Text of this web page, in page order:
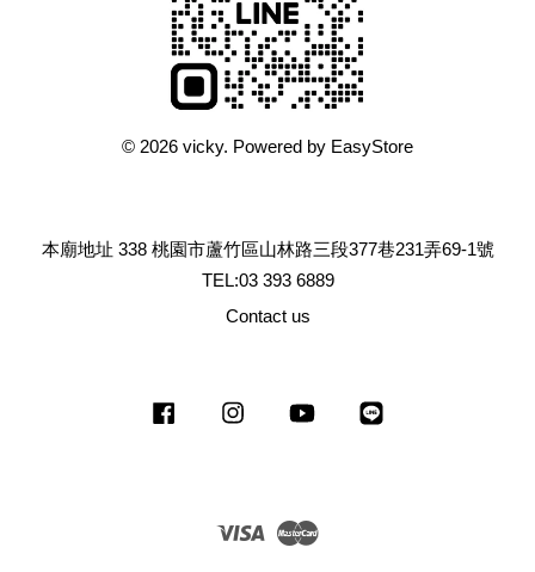
© 2026 vicky. Powered by EasyStore
本廟地址 338 桃園市蘆竹區山林路三段377巷231弄69-1號
TEL:03 393 6889
Contact us
Facebook Instagram YouTube
Visa